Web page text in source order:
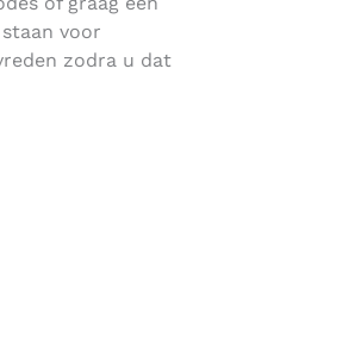
voor
zodra u dat